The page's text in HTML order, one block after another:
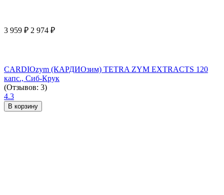
3 959 ₽ 2 974 ₽
CARDIOzym (КАРДИОзим) TETRA ZYM EXTRACTS 120
капс., Сиб-Крук
(Отзывов: 3)
4.3
В корзину